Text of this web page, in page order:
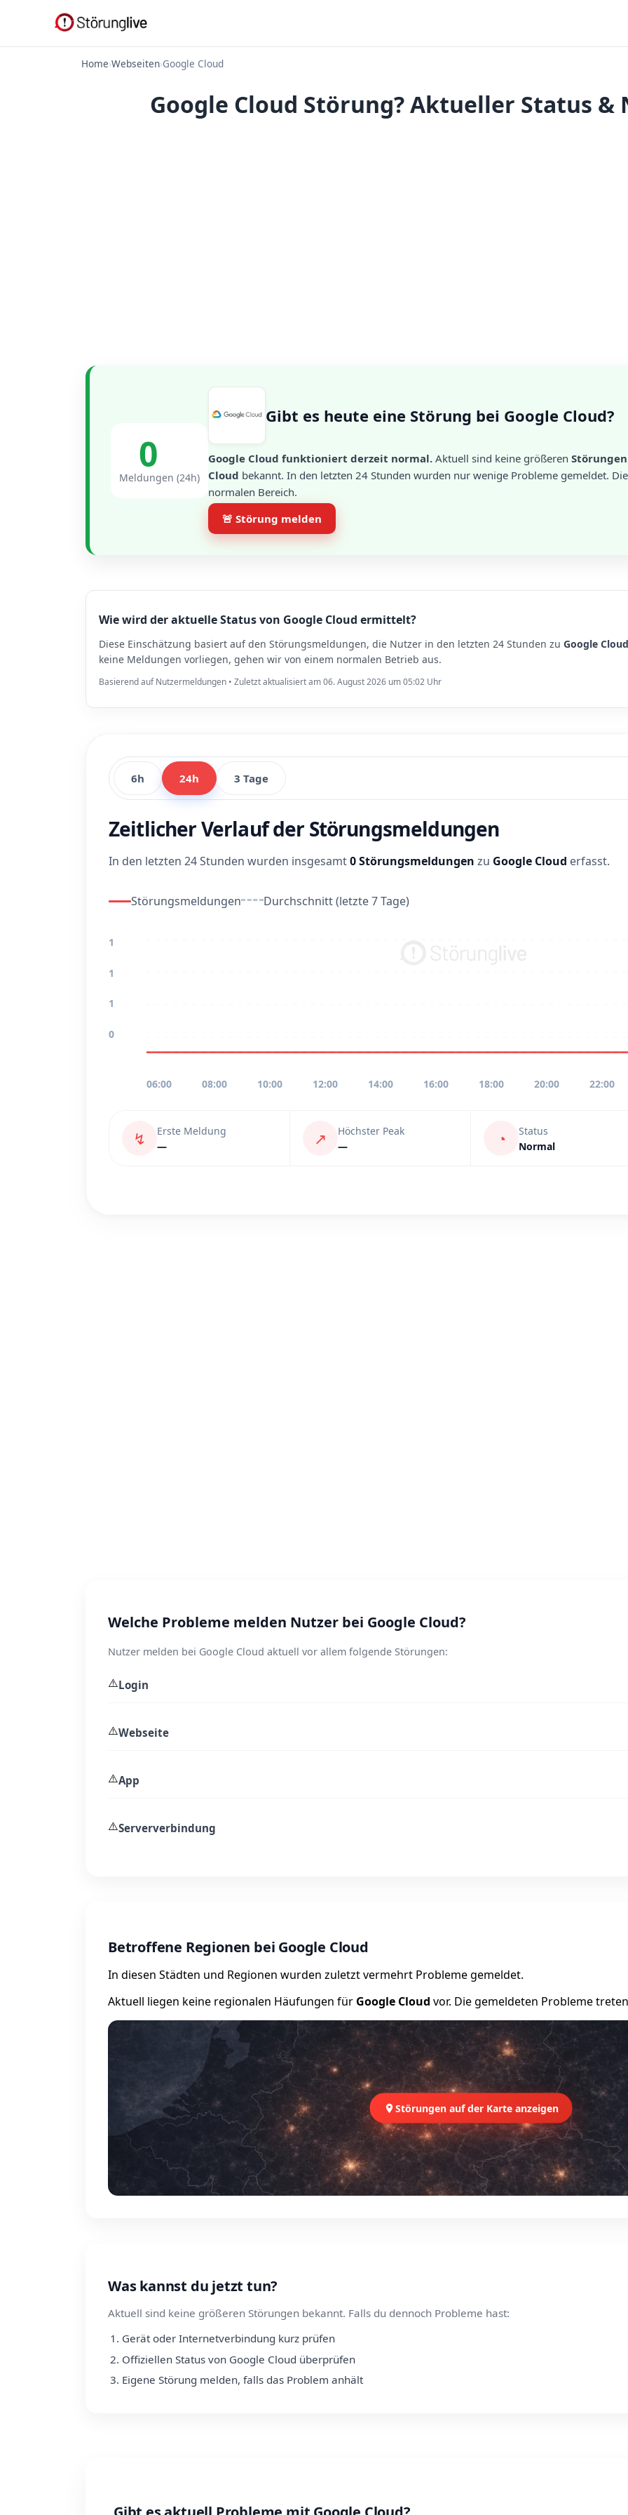
Home›Webseiten›Google Cloud
Google Cloud Störung? Aktueller Status
0
Meldungen (24h)
Gibt es heute eine Störung bei Google Cloud?
Google Cloud funktioniert derzeit normal. Aktuell sind keine größeren Störungen
Cloud bekannt. In den letzten 24 Stunden wurden nur wenige Probleme gemeldet.
normalen Bereich.
🚨 Störung melden
Wie wird der aktuelle Status von Google Cloud ermittelt?
Diese Einschätzung basiert auf den Störungsmeldungen, die Nutzer in den letzten 24 Stunden zu Google Cloud
keine Meldungen vorliegen, gehen wir von einem normalen Betrieb aus.
Basierend auf Nutzermeldungen • Zuletzt aktualisiert am 06. August 2026 um 05:02 Uhr
6h 24h 3 Tage
Zeitlicher Verlauf der Störungsmeldungen
In den letzten 24 Stunden wurden insgesamt0 Störungsmeldungen zu Google Cloud erfasst.
Störungsmeldungen Durchschnitt (letzte 7 Tage)
1
1
1
0
06:00 08:00 10:00 12:00 14:00 16:00 18:00 20:00 22:00
↯
Erste Meldung
—
↗
Höchster Peak
—
◔
Status
Normal
Welche Probleme melden Nutzer bei Google Cloud?
Nutzer melden bei Google Cloud aktuell vor allem folgende Störungen:
⚠️Login
⚠️Webseite
⚠️App
⚠️Serververbindung
Betroffene Regionen bei Google Cloud
In diesen Städten und Regionen wurden zuletzt vermehrt Probleme gemeldet.
Aktuell liegen keine regionalen Häufungen für Google Cloud vor. Die gemeldeten Probleme
Störungen auf der Karte anzeigen
Was kannst du jetzt tun?
Aktuell sind keine größeren Störungen bekannt. Falls du dennoch Probleme hast:
Gerät oder Internetverbindung kurz prüfen
Offiziellen Status von Google Cloud überprüfen
Eigene Störung melden, falls das Problem anhält